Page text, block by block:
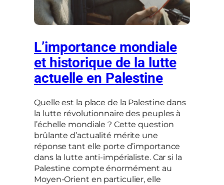
L’importance mondiale
et historique de la lutte
actuelle en Palestine
Quelle est la place de la Palestine dans
la lutte révolutionnaire des peuples à
l’échelle mondiale ? Cette question
brûlante d’actualité mérite une
réponse tant elle porte d’importance
dans la lutte anti-impérialiste. Car si la
Palestine compte énormément au
Moyen-Orient en particulier, elle